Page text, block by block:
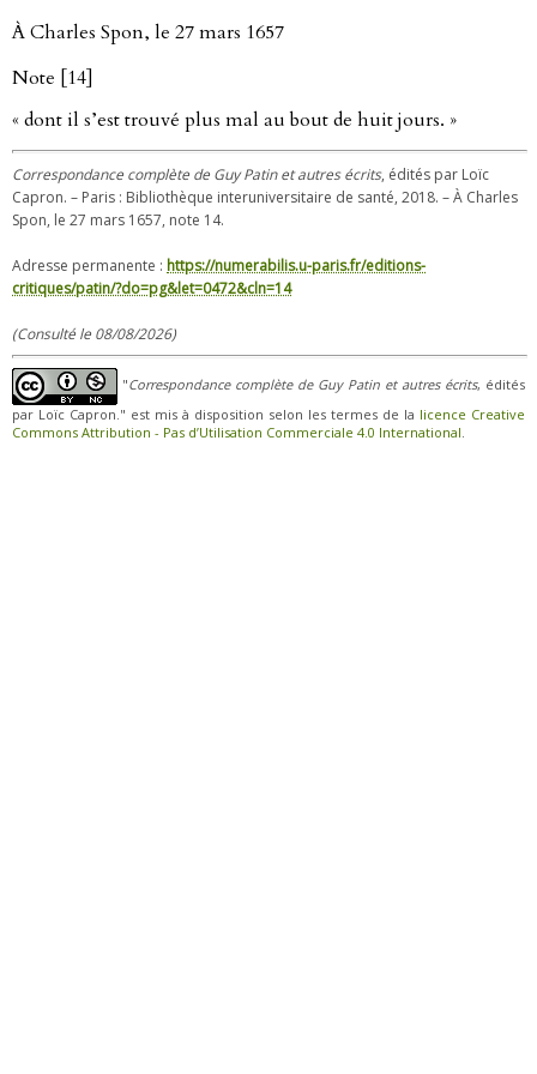
À Charles Spon, le 27 mars 1657
Note [14]
« dont il s’est trouvé plus mal au bout de huit jours. »
Correspondance complète de Guy Patin et autres écrits, édités par Loïc
Capron. – Paris : Bibliothèque interuniversitaire de santé, 2018. – À Charles
Spon, le 27 mars 1657, note 14.
Adresse permanente : https://numerabilis.u-paris.fr/editions-
critiques/patin/?do=pg&let=0472&cln=14
(Consulté le 08/08/2026)
"Correspondance complète de Guy Patin et autres écrits, édités
par Loïc Capron." est mis à disposition selon les termes de la licence Creative
Commons Attribution - Pas d’Utilisation Commerciale 4.0 International.